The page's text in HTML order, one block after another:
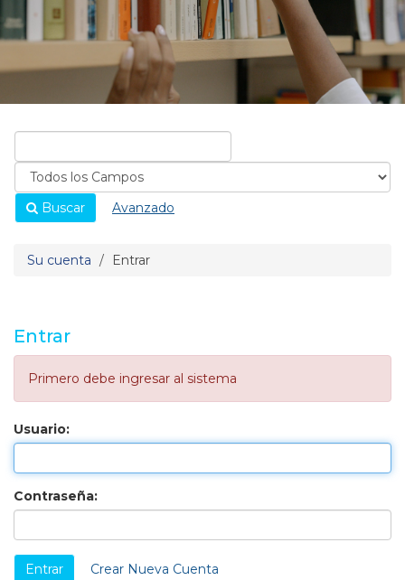
Buscar Avanzado
Su cuenta Entrar
Entrar
Primero debe ingresar al sistema
Usuario:
Contraseña:
Crear Nueva Cuenta